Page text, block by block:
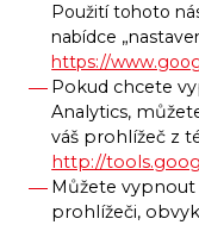
Použití tohoto
nabídce
https://
Pokud chcete
Analytics,
váš prohlížeč z
http://
Můžete vypnout
prohlížeči,